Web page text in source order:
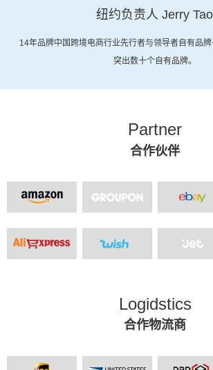
纽约负责人 Jerry Tao
14年品牌中国跨境电商行业先行者与领导者自有品
突出数十个自有品牌。
Partner
合作伙伴
Logidstics
合作物流商